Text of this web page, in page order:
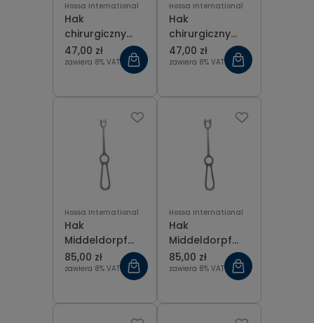
Hossa International
Hak
chirurgiczny
tępy, 3 ząbki 16
cm
47,00 zł
zawiera 8% VAT
Hossa International
Hak
chirurgiczny
tępy, 4 ząbki 16
cm
47,00 zł
zawiera 8% VAT
Hossa International
Hak
Middeldorpf
retraktor 15x15
mm
85,00 zł
zawiera 8% VAT
Hossa International
Hak
Middeldorpf
retraktor 20x22
mm
85,00 zł
zawiera 8% VAT